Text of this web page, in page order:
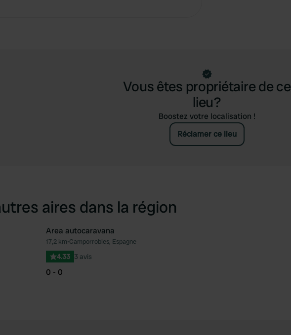
Vous êtes propriétaire de ce
lieu?
Boostez votre localisation !
Réclamer ce lieu
aires dans la région
Préféré
Area autocaravana
17,2 km•Camporrobles, Espagne
4.33 3 avis
0 - 0